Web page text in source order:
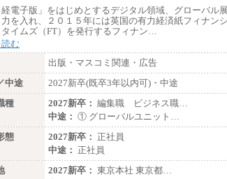
■(株)JTBパブリッシング ※2027年新卒募集
終了
総合職 月給241,000円
①月給227,000円以上
②月給212,000円以上
③月給172,500円以上
④月給23万円～37万円
⑤月給20万円～25万円
⑥月給33万円～48万円
⑦月給271,000円以上
⑧～⑮月給200,000円〜月給400,000円
⑯月給185,000円以上
⑰月給237,000円以上
⑱月給212,000円以上
⑲東京：月給202,000 円以上 、京都：月給19
電子版」をはじめとするデジタル領域、グローバル展
を入れ、２０１５年には英国の有力経済紙フィナンシ
タイムズ（FT）を発行するフィナン…
む
出版・マスコミ関連・広告
中途
2027新卒(既卒3年以内可)・中途
種
2027新卒： 編集職 ビジネス職…
中途： ① グローバルユニット…
態
2027新卒： 正社員
中途： 正社員
2027新卒： 東京本社 東京都…